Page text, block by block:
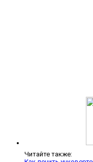
Читайте также: